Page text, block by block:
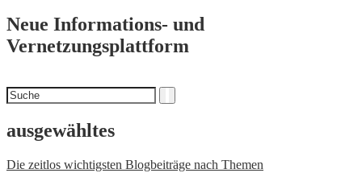
Neue Informations- und
Vernetzungsplattform
Suchen
nach
ausgewähltes
Die zeitlos wichtigsten Blogbeiträge nach Themen